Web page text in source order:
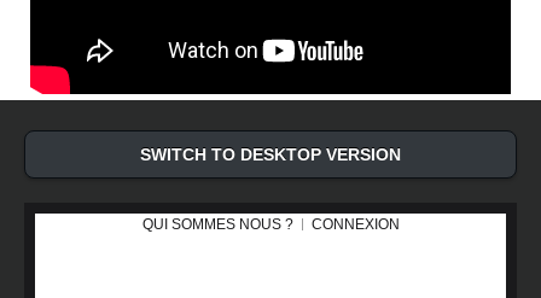
SWITCH TO DESKTOP VERSION
QUI SOMMES NOUS ? CONNEXION